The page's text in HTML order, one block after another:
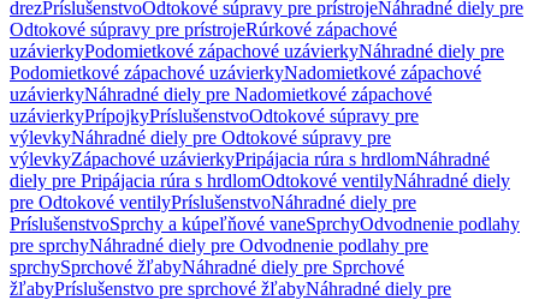
drezPríslušenstvoOdtokové súpravy pre prístrojeNáhradné diely pre
Odtokové súpravy pre prístrojeRúrkové zápachové
uzávierkyPodomietkové zápachové uzávierkyNáhradné diely pre
Podomietkové zápachové uzávierkyNadomietkové zápachové
uzávierkyNáhradné diely pre Nadomietkové zápachové
uzávierkyPrípojkyPríslušenstvoOdtokové súpravy pre
výlevkyNáhradné diely pre Odtokové súpravy pre
výlevkyZápachové uzávierkyPripájacia rúra s hrdlomNáhradné
diely pre Pripájacia rúra s hrdlomOdtokové ventilyNáhradné diely
pre Odtokové ventilyPríslušenstvoNáhradné diely pre
PríslušenstvoSprchy a kúpeľňové vaneSprchyOdvodnenie podlahy
pre sprchyNáhradné diely pre Odvodnenie podlahy pre
sprchySprchové žľabyNáhradné diely pre Sprchové
žľabyPríslušenstvo pre sprchové žľabyNáhradné diely pre